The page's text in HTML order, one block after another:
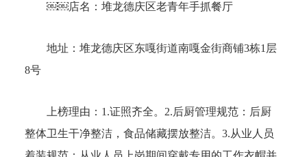
￼￼店名：堆龙德庆区老青年手抓餐厅
地址：堆龙德庆区东嘎街道南嘎金街商铺3栋1层
8号
上榜理由： 1.证照齐全。2.后厨管理规范：后厨
整体卫生干净整洁，食品储藏摆放整洁。3.从业人员